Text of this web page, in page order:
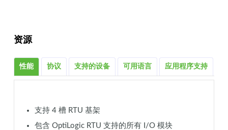
资源
性能 协议 支持的设备 可用语言 应用程序支持
支持 4 槽 RTU 基架
包含 OptiLogic RTU 支持的所有 I/O 模块